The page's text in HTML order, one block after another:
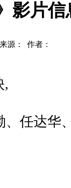
影片
来源： 作者：
,
、任达华